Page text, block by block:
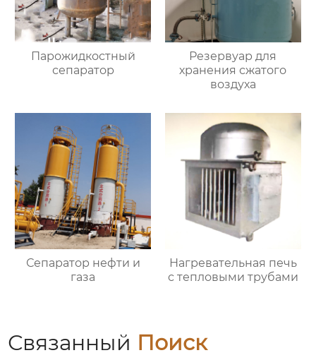
Парожидкостный
сепаратор
Резервуар для
хранения сжатого
воздуха
Сепаратор нефти и
газа
Нагревательная печь
с тепловыми трубами
Связанный Поиск